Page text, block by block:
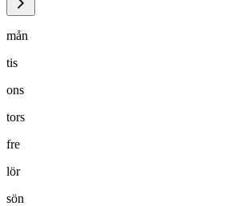
mån
tis
ons
tors
fre
lör
sön